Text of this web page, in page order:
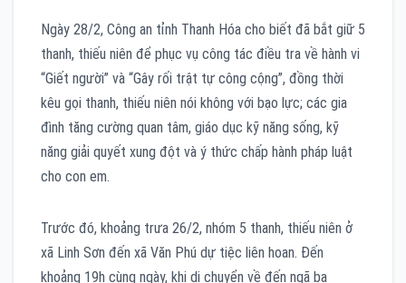
Ngày 28/2, Công an tỉnh Thanh Hóa cho biết đã bắt giữ 5
thanh, thiếu niên để phục vụ công tác điều tra về hành vi
“Giết người” và “Gây rối trật tự công cộng”, đồng thời
kêu gọi thanh, thiếu niên nói không với bạo lực; các gia
đình tăng cường quan tâm, giáo dục kỹ năng sống, kỹ
năng giải quyết xung đột và ý thức chấp hành pháp luật
cho con em.
Trước đó, khoảng trưa 26/2, nhóm 5 thanh, thiếu niên ở
xã Linh Sơn đến xã Văn Phú dự tiệc liên hoan. Đến
khoảng 19h cùng ngày, khi di chuyển về đến ngã ba